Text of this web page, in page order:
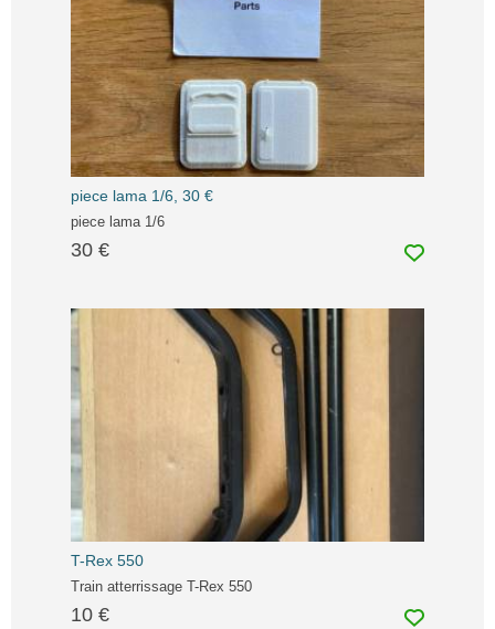
piece lama 1/6, 30 €
piece lama 1/6
30 €
T-Rex 550
Train atterrissage T-Rex 550
10 €